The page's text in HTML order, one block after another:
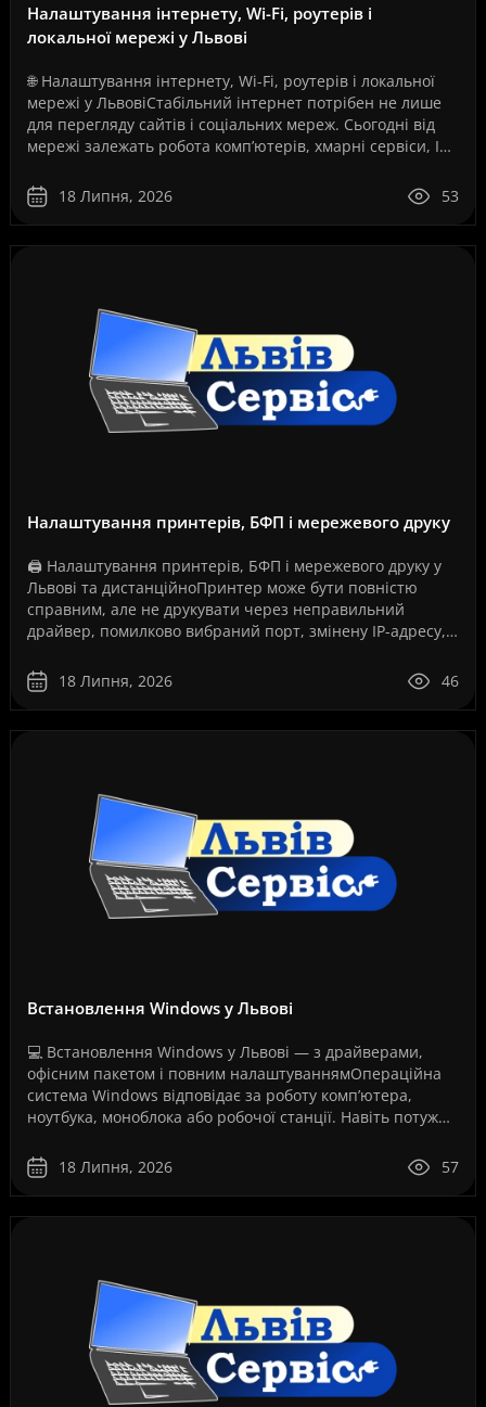
Налаштування інтернету, Wi-Fi, роутерів і
локальної мережі у Львові
🌐 Налаштування інтернету, Wi-Fi, роутерів і локальної
мережі у ЛьвовіСтабільний інтернет потрібен не лише
для перегляду сайтів і соціальних мереж. Сьогодні від
мережі залежать робота комп’ютерів, хмарні сервіси, IP-
18 Липня, 2026
53
Налаштування принтерів, БФП і мережевого друку
🖨️ Налаштування принтерів, БФП і мережевого друку у
Львові та дистанційноПринтер може бути повністю
справним, але не друкувати через неправильний
драйвер, помилково вибраний порт, змінену IP-адресу,
18 Липня, 2026
46
Встановлення Windows у Львові
💻 Встановлення Windows у Львові — з драйверами,
офісним пакетом і повним налаштуваннямОпераційна
система Windows відповідає за роботу комп’ютера,
ноутбука, моноблока або робочої станції. Навіть потужне
18 Липня, 2026
57